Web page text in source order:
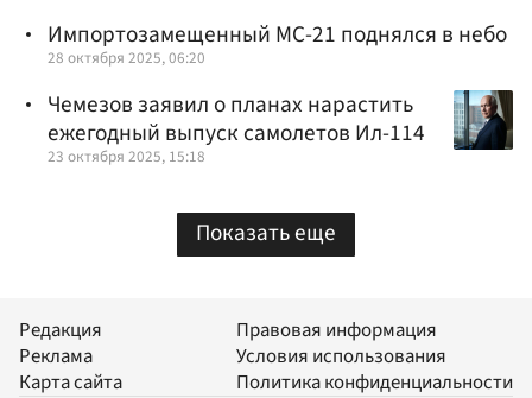
Импортозамещенный МС-21 поднялся в небо
28 октября 2025, 06:20
Чемезов заявил о планах нарастить
ежегодный выпуск самолетов Ил-114
23 октября 2025, 15:18
Показать еще
Редакция
Реклама
Карта сайта
Правовая информация
Условия использования
Политика конфиденциальности